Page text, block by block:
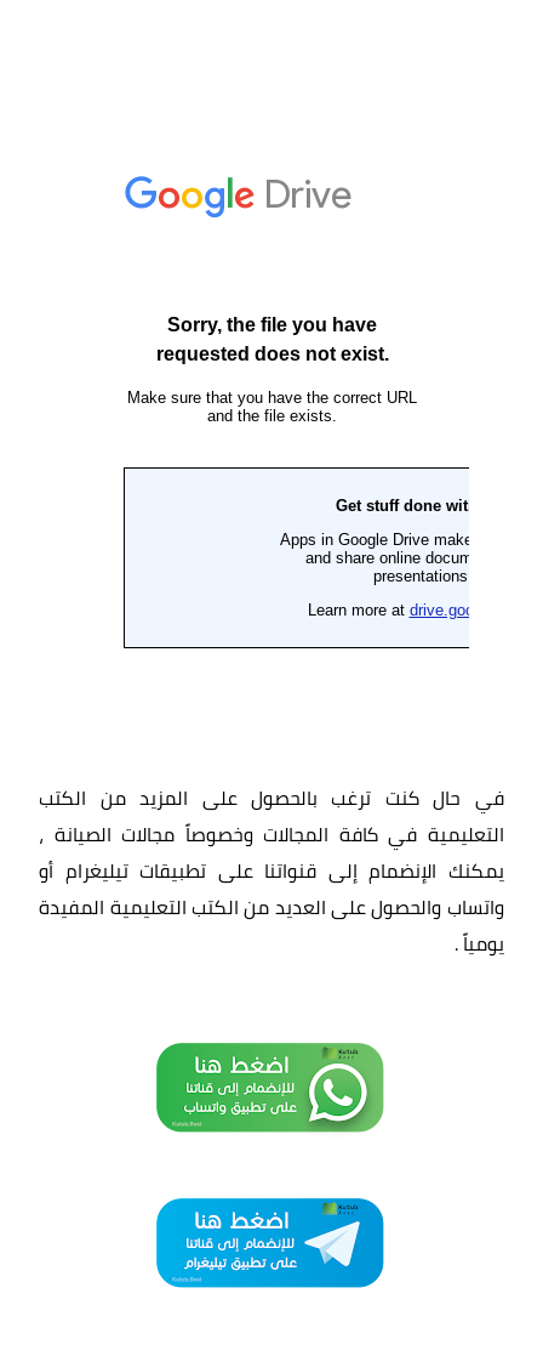
في حال كنت ترغب بالحصول على المزيد من الكتب
التعليمية في كافة المجالات وخصوصاً مجالات الصيانة ،
يمكنك الإنضمام إلى قنواتنا على تطبيقات تيليغرام أو
واتساب والحصول على العديد من الكتب التعليمية المفيدة
يومياً.